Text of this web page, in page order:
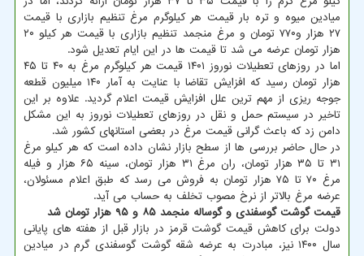
میادین میوه و تره بار قیمت هر کیلوگرم مرغ تنظیم بازاری با قیمت
۲۷ هزار و۷۷۰ تومان و مرغ منجمد تنظیم بازاری با قیمت هر کیلو ۲۰
هزار تومان عرضه می شد تا قیمت ها در این ایام تعدیل شود.
اما در روزهای تعطیلات نوروز ۱۴۰۱ قیمت هر کیلوگرم مرغ به ۴۰ تا ۴۵
هزار تومان رسید که افزایش تقاضا با عنایت به آمار ۱۴۰ میلیون قطعه
جوجه ریزی از مهم ترین علل افزایش قیمت اعلام گردید. علاوه بر این
تاخیر در سیستم حمل و نقل در روزهای تعطیلات نوروز به این مشکل
دامن زد که باعث گرانی قیمت مرغ در بعضی استانهای کشور شد.
در حال حاضر بررسی ها از سطح بازار نشان داده است که هر کیلو مرغ
۳۱ تا ۳۵ هزار تومان، ران مرغ ۳۱ هزار تومان، سینه ۶۵ هزار و فیله
مرغ ۷۰ تا ۷۵ هزار تومان به فروش می رسد که طبق اعلام مسئولان،
عرضه مرغ بالاتر از نرخ مصوب تخلف به حساب می آید.
قیمت گوشت گوسفندی و گوساله منجمد ۸۵ و ۹۵ هزار تومان شد
دولت برای کاهش قیمت گوشت قرمز در بازار قبل از هفته های پایانی
سال ۱۴۰۰ نیز، مبادرت به عرضه شقه گوشت گوسفندی گرم در میادین